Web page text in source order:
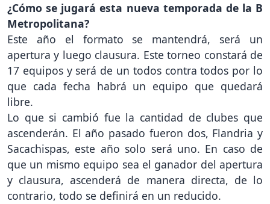
¿Cómo se jugará esta nueva temporada de la B
Metropolitana?
Este año el formato se mantendrá, será un
apertura y luego clausura. Este torneo constará de
17 equipos y será de un todos contra todos por lo
que cada fecha habrá un equipo que quedará
libre.
Lo que si cambió fue la cantidad de clubes que
ascenderán. El año pasado fueron dos, Flandria y
Sacachispas, este año solo será uno. En caso de
que un mismo equipo sea el ganador del apertura
y clausura, ascenderá de manera directa, de lo
contrario, todo se definirá en un reducido.